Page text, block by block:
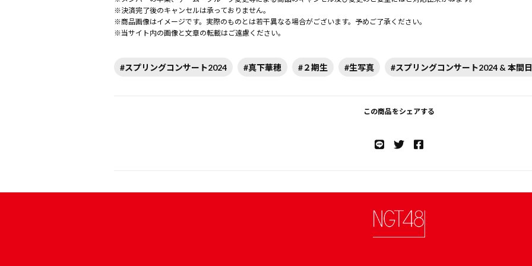
※決済完了後のキャンセルは承っておりません。
※商品画像はイメージです。実際のものとは若干異なる場合がございます。予めご了承ください。
※当サイト内の画像と文章の転載はご遠慮ください。
#スプリングコンサート2024 #真下華穂 #２期生 #生写真 #スプリングコンサート2024 & 本間
この商品をシェアする